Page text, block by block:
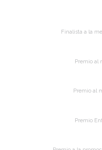
Finalista a la
Premio al
Premio al
Premio